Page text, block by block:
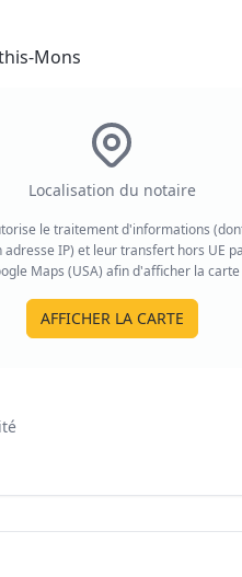
Mons
Localisation du notaire
le traitement d'informations
adresse IP) et leur transfert hors UE
Maps (USA) afin d'afficher la carte
AFFICHER LA CARTE